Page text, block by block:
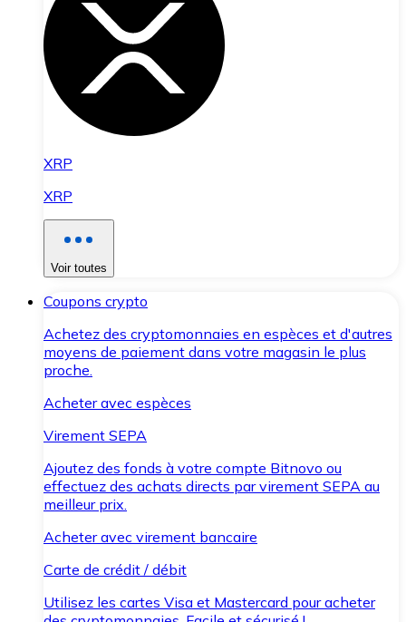
XRP
XRP
Voir toutes
Coupons crypto
Achetez des cryptomonnaies en espèces et d'autres
moyens de paiement dans votre magasin le plus
proche.
Acheter avec espèces
Virement SEPA
Ajoutez des fonds à votre compte Bitnovo ou
effectuez des achats directs par virement SEPA au
meilleur prix.
Acheter avec virement bancaire
Carte de crédit / débit
Utilisez les cartes Visa et Mastercard pour acheter